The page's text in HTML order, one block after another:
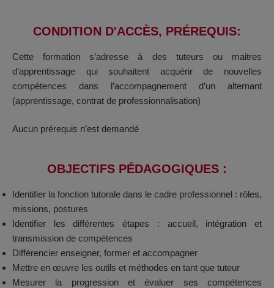
CONDITION D'ACCÈS, PRÉREQUIS:​
Cette formation s’adresse à des tuteurs ou maitres
d’apprentissage qui souhaitent acquérir de nouvelles
compétences dans l’accompagnement d’un alternant
(apprentissage, contrat de professionnalisation)
Aucun prérequis n’est demandé
OBJECTIFS PÉDAGOGIQUES :
Identifier la fonction tutorale dans le cadre professionnel : rôles,
missions, postures
Identifier les différentes étapes : accueil, intégration et
transmission de compétences
Différencier enseigner, former et accompagner
Mettre en œuvre les outils et méthodes en tant que tuteur
Mesurer la progression et évaluer ses compétences